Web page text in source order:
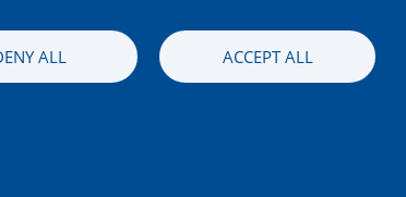
ALL ACCEPT ALL